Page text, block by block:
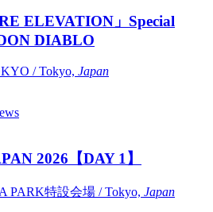
ELEVATION」Special
DIABLO
/ Tokyo, Japan
2026【DAY 1】
PARK特設会場 / Tokyo, Japan